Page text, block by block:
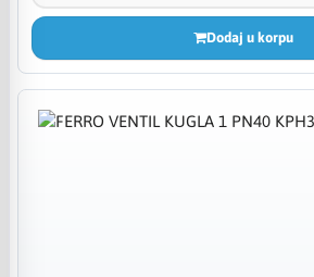
Dodaj u korpu